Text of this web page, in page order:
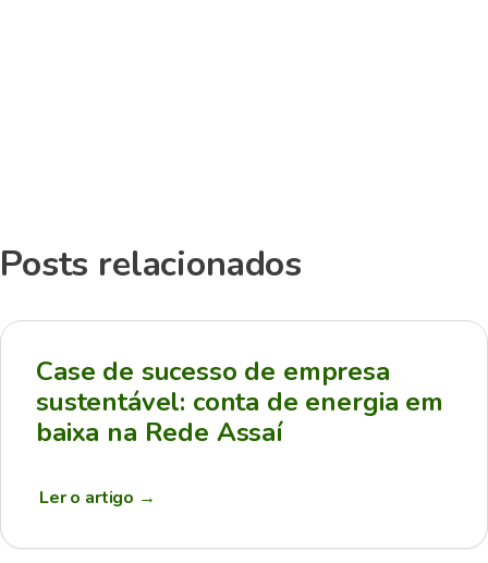
Posts relacionados
Case de sucesso de empresa
sustentável: conta de energia em
baixa na Rede Assaí
Ler o artigo →